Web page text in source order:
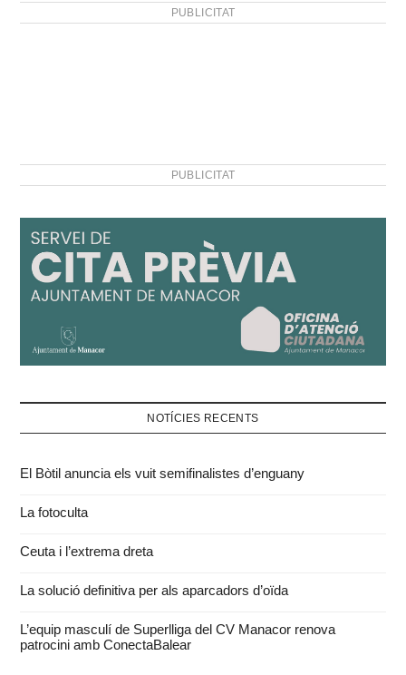
PUBLICITAT
PUBLICITAT
NOTÍCIES RECENTS
El Bòtil anuncia els vuit semifinalistes d’enguany
La fotoculta
Ceuta i l’extrema dreta
La solució definitiva per als aparcadors d’oïda
L’equip masculí de Superlliga del CV Manacor renova
patrocini amb ConectaBalear